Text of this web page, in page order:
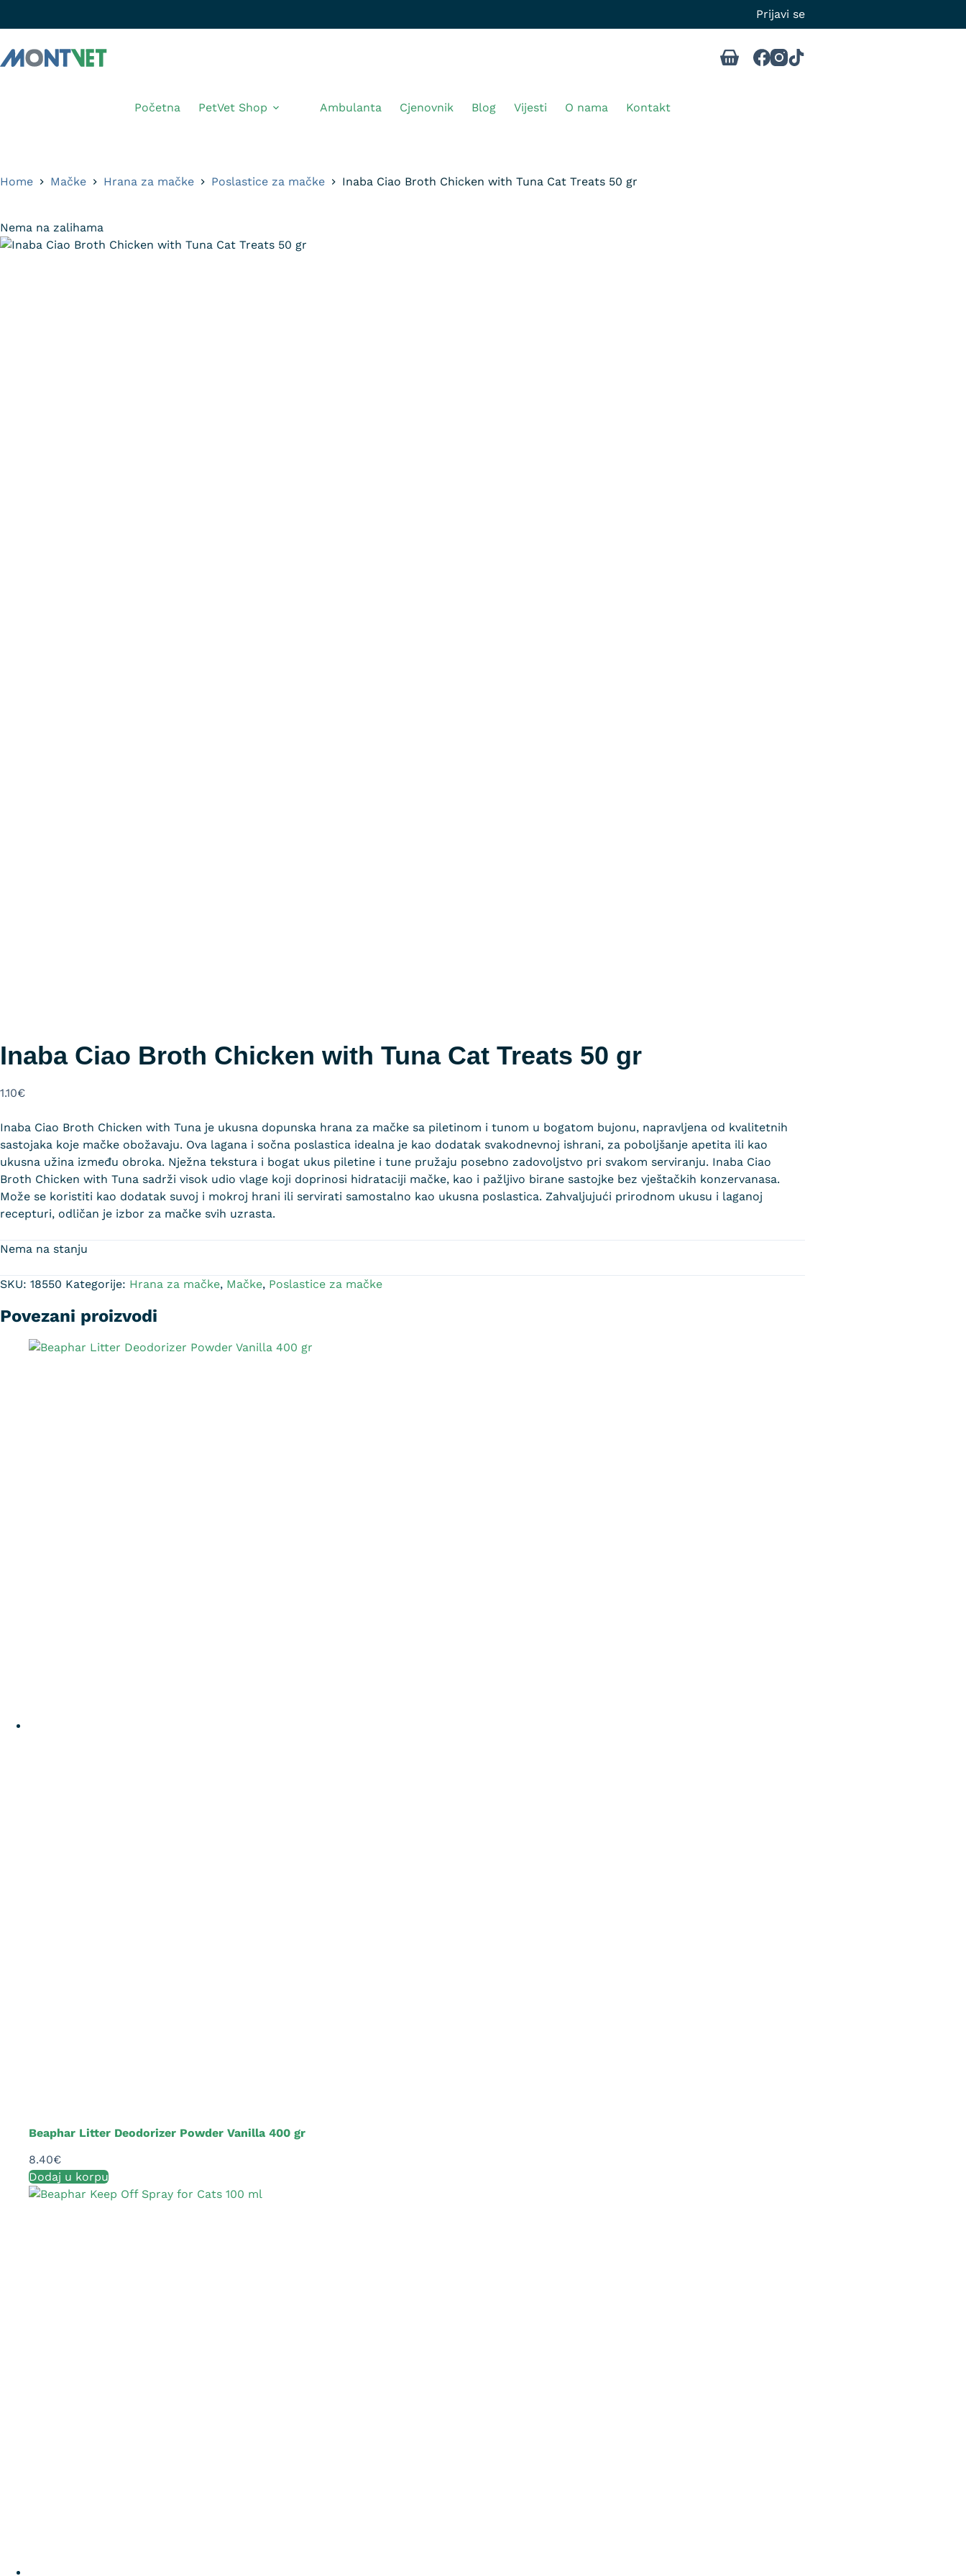
Prijavi se
Početna PetVet Shop Ambulanta Cjenovnik Blog Vijesti O nama Kontakt
Home Mačke Hrana za mačke Poslastice za mačke Inaba Ciao Broth Chicken with Tuna Cat Treats 50 gr
Nema na zalihama
Inaba Ciao Broth Chicken with Tuna Cat Treats 50 gr
1.10€
Inaba Ciao Broth Chicken with Tuna je ukusna dopunska hrana za mačke sa piletinom i tunom u bogatom bujonu, napravljena od kvalitetnih
sastojaka koje mačke obožavaju. Ova lagana i sočna poslastica idealna je kao dodatak svakodnevnoj ishrani, za poboljšanje apetita ili kao
ukusna užina između obroka. Nježna tekstura i bogat ukus piletine i tune pružaju posebno zadovoljstvo pri svakom serviranju. Inaba Ciao
Broth Chicken with Tuna sadrži visok udio vlage koji doprinosi hidrataciji mačke, kao i pažljivo birane sastojke bez vještačkih konzervanasa.
Može se koristiti kao dodatak suvoj i mokroj hrani ili servirati samostalno kao ukusna poslastica. Zahvaljujući prirodnom ukusu i laganoj
recepturi, odličan je izbor za mačke svih uzrasta.
Nema na stanju
SKU: 18550 Kategorije: Hrana za mačke, Mačke, Poslastice za mačke
Povezani proizvodi
Beaphar Litter Deodorizer Powder Vanilla 400 gr
8.40€
Dodaj u korpu